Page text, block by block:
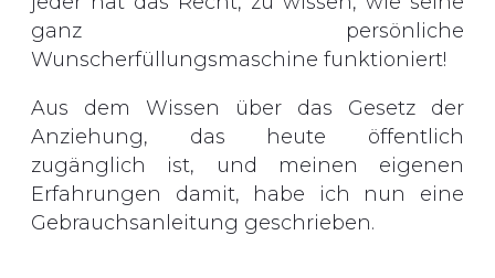
ganz persönliche
Wunscherfüllungsmaschine funktioniert!
Aus dem Wissen über das Gesetz der
Anziehung, das heute öffentlich
zugänglich ist, und meinen eigenen
Erfahrungen damit, habe ich nun eine
Gebrauchsanleitung geschrieben.